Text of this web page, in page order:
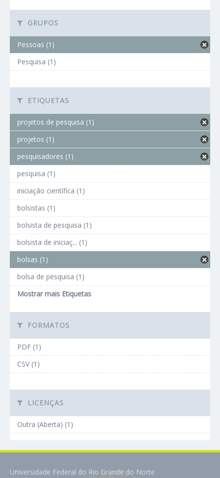
GRUPOS
Pessoas (1)
Pesquisa (1)
ETIQUETAS
projetos de pesquisa (1)
projetos (1)
pesquisadores (1)
pesquisa (1)
iniciação científica (1)
bolsistas (1)
bolsista de pesquisa (1)
bolsista de iniciaç... (1)
bolsas (1)
bolsa de pesquisa (1)
Mostrar mais Etiquetas
FORMATOS
PDF (1)
CSV (1)
LICENÇAS
Outra (Aberta) (1)
Universidade Federal do Rio Grande do Norte